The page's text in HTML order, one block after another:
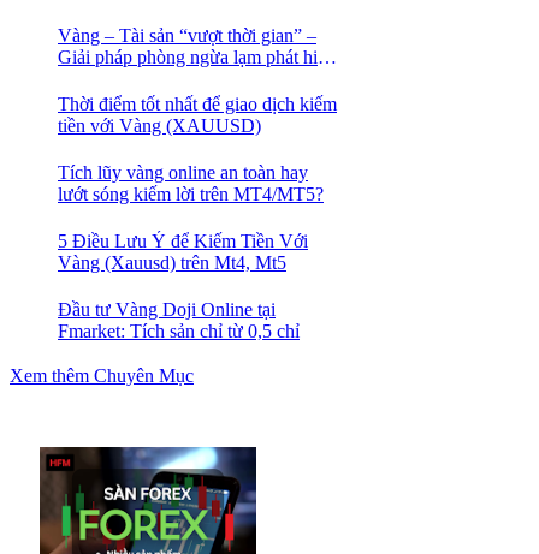
Vàng – Tài sản “vượt thời gian” –
Giải pháp phòng ngừa lạm phát hiệu
Thời điểm tốt nhất để giao dịch kiếm
tiền với Vàng (XAUUSD)
Tích lũy vàng online an toàn hay
lướt sóng kiếm lời trên MT4/MT5?
5 Điều Lưu Ý để Kiếm Tiền Với
Vàng (Xauusd) trên Mt4, Mt5
Đầu tư Vàng Doji Online tại
Fmarket: Tích sản chỉ từ 0,5 chỉ
Xem thêm Chuyên Mục